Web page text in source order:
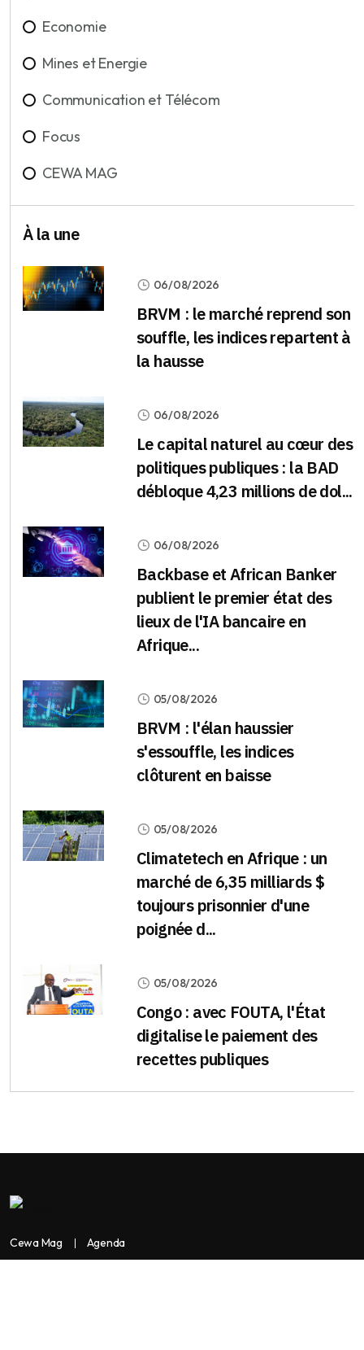
Economie
Mines et Energie
Communication et Télécom
Focus
CEWA MAG
À la une
06/08/2026
BRVM : le marché reprend son
souffle, les indices repartent à
la hausse
06/08/2026
Le capital naturel au cœur des
politiques publiques : la BAD
débloque 4,23 millions de dol...
06/08/2026
Backbase et African Banker
publient le premier état des
lieux de l'IA bancaire en
Afrique...
05/08/2026
BRVM : l'élan haussier
s'essouffle, les indices
clôturent en baisse
05/08/2026
Climatetech en Afrique : un
marché de 6,35 milliards $
toujours prisonnier d'une
poignée d...
05/08/2026
Congo : avec FOUTA, l'État
digitalise le paiement des
recettes publiques
Cewa Mag Agenda